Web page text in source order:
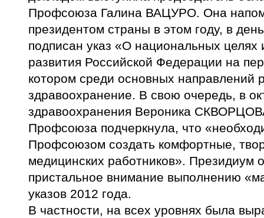
Профсоюза Галина ВАЦУРО. Она
президентом страны в этом году, в
подписан указ «О национальных целях
развития Российской Федерации на
котором среди основных направлений
здравоохранение. В свою очередь, в
здравоохранения Вероника
Профсоюза подчеркнула, что
Профсоюзом создать комфортные,
медицинских работников». Президиум
пристальное внимание выполнению
указов 2012 года.
В частности, на всех уровнях была